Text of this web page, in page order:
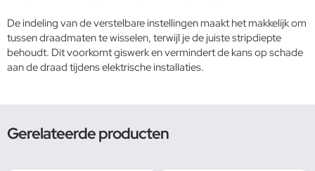
De indeling van de verstelbare instellingen maakt het makkelijk om
tussen draadmaten te wisselen, terwijl je de juiste stripdiepte
behoudt. Dit voorkomt giswerk en vermindert de kans op schade
aan de draad tijdens elektrische installaties.
Gerelateerde producten